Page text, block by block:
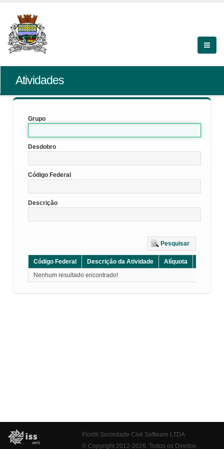
Atividades
Grupo
Desdobro
Código Federal
Descrição
Pesquisar
Código Federal Descrição da Atividade Alíquota
Nenhum resultado encontrado!
Fiorilli Sociedade Civil Software LTDA
© Copyright 2012-2026. Todos os Direitos